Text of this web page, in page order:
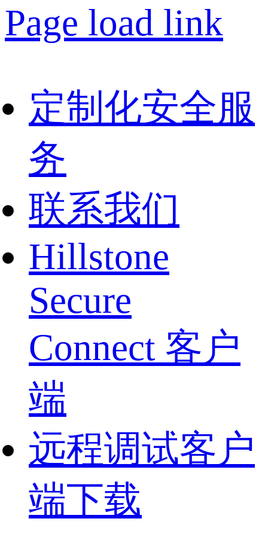
Page load link
定制化安全服
务
联系我们
Hillstone
Secure
Connect 客户
端
远程调试客户
端下载